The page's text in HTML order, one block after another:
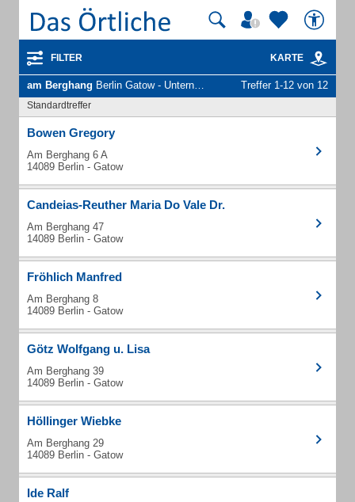
FILTER KARTE
am Berghang Berlin Gatow - Unternehmen und Personen Treffer 1-12 von 12
Standardtreffer
Bowen Gregory
Am Berghang 6 A
14089 Berlin - Gatow
Candeias-Reuther Maria Do Vale Dr.
Am Berghang 47
14089 Berlin - Gatow
Fröhlich Manfred
Am Berghang 8
14089 Berlin - Gatow
Götz Wolfgang u. Lisa
Am Berghang 39
14089 Berlin - Gatow
Höllinger Wiebke
Am Berghang 29
14089 Berlin - Gatow
Ide Ralf